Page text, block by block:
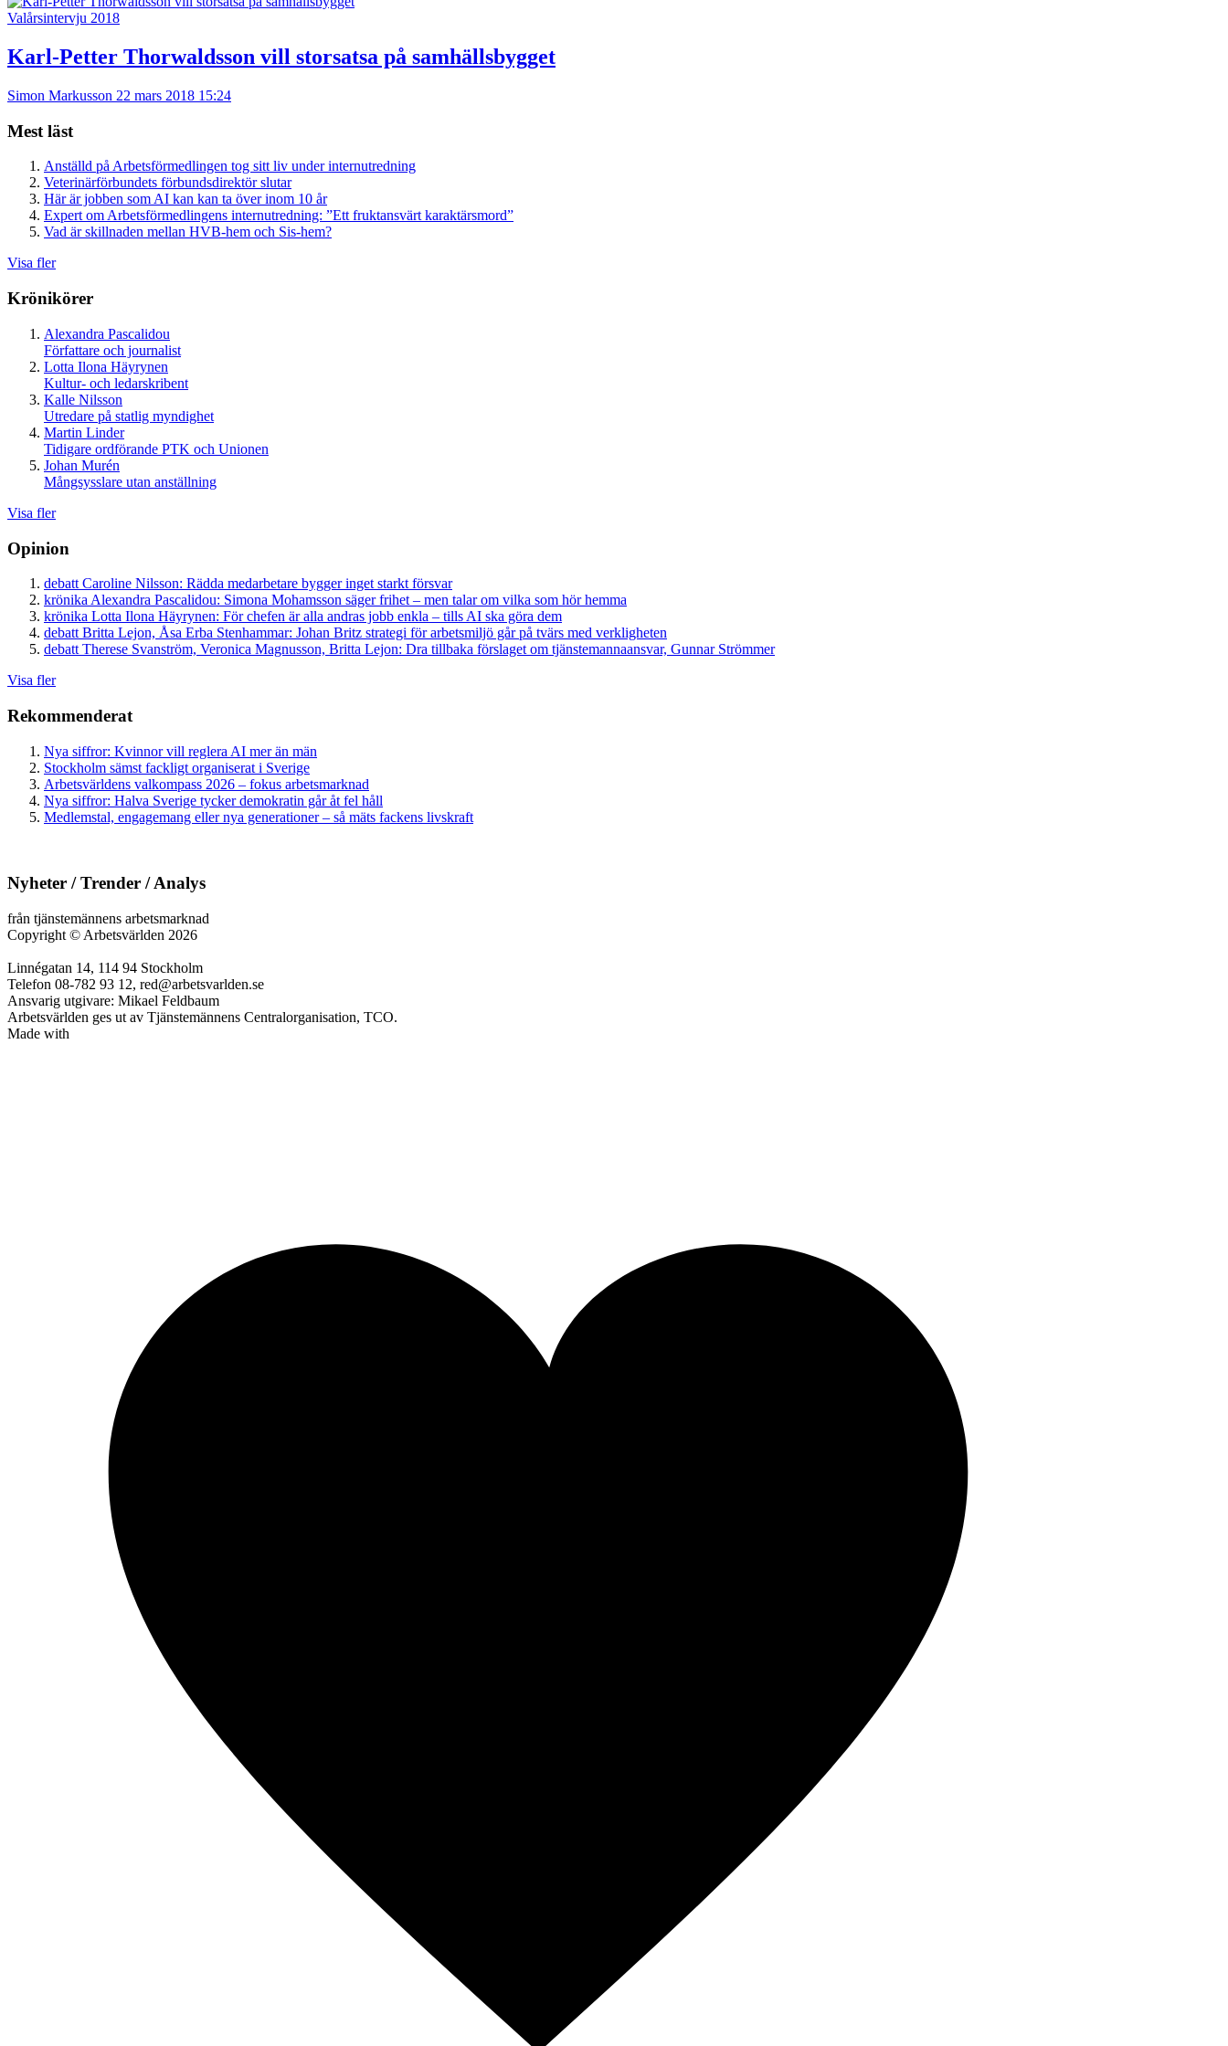
Valårsintervju 2018
Karl-Petter Thorwaldsson vill storsatsa på samhällsbygget
Simon Markusson 22 mars 2018 15:24
Mest läst
Anställd på Arbetsförmedlingen tog sitt liv under internutredning
Veterinärförbundets förbundsdirektör slutar
Här är jobben som AI kan kan ta över inom 10 år
Expert om Arbetsförmedlingens internutredning: ”Ett fruktansvärt karaktärsmord”
Vad är skillnaden mellan HVB-hem och Sis-hem?
Visa fler
Krönikörer
Alexandra Pascalidou
Författare och journalist
Lotta Ilona Häyrynen
Kultur- och ledarskribent
Kalle Nilsson
Utredare på statlig myndighet
Martin Linder
Tidigare ordförande PTK och Unionen
Johan Murén
Mångsysslare utan anställning
Visa fler
Opinion
debatt Caroline Nilsson: Rädda medarbetare bygger inget starkt försvar
krönika Alexandra Pascalidou: Simona Mohamsson säger frihet – men talar om vilka som hör hemma
krönika Lotta Ilona Häyrynen: För chefen är alla andras jobb enkla – tills AI ska göra dem
debatt Britta Lejon, Åsa Erba Stenhammar: Johan Britz strategi för arbetsmiljö går på tvärs med verkligheten
debatt Therese Svanström, Veronica Magnusson, Britta Lejon: Dra tillbaka förslaget om tjänstemannaansvar, Gunnar Strömmer
Visa fler
Rekommenderat
Nya siffror: Kvinnor vill reglera AI mer än män
Stockholm sämst fackligt organiserat i Sverige
Arbetsvärldens valkompass 2026 – fokus arbetsmarknad
Nya siffror: Halva Sverige tycker demokratin går åt fel håll
Medlemstal, engagemang eller nya generationer – så mäts fackens livskraft
Nyheter / Trender / Analys
från tjänstemännens arbetsmarknad
Copyright © Arbetsvärlden 2026
Linnégatan 14, 114 94 Stockholm
Telefon 08-782 93 12, red@arbetsvarlden.se
Ansvarig utgivare: Mikael Feldbaum
Arbetsvärlden ges ut av Tjänstemännens Centralorganisation, TCO.
Made with